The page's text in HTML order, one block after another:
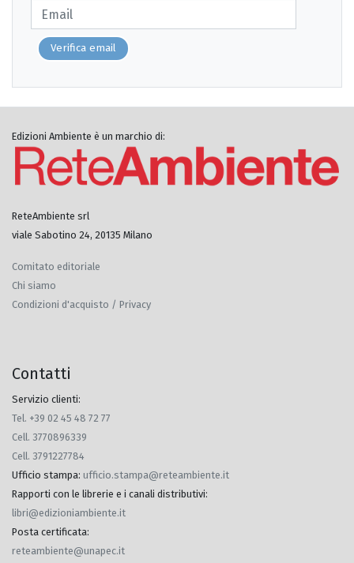
Verifica email
Edizioni Ambiente è un marchio di:
ReteAmbiente srl
viale Sabotino 24, 20135 Milano
Comitato editoriale
Chi siamo
Condizioni d'acquisto / Privacy
Contatti
Servizio clienti:
Tel. +39 02 45 48 72 77
Cell. 3770896339
Cell. 3791227784
Ufficio stampa: ufficio.stampa@reteambiente.it
Rapporti con le librerie e i canali distributivi:
libri@edizioniambiente.it
Posta certificata:
reteambiente@unapec.it